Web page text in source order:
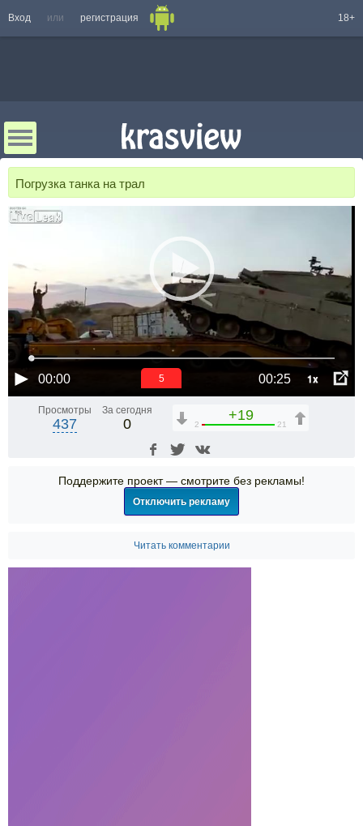
Вход или регистрация 18+
Погрузка танка на трал
00:00 00:25 1x
4
Просмотры
437
За сегодня
0
+19
2 21
Поддержите проект — смотрите без рекламы!
Отключить рекламу
Читать комментарии